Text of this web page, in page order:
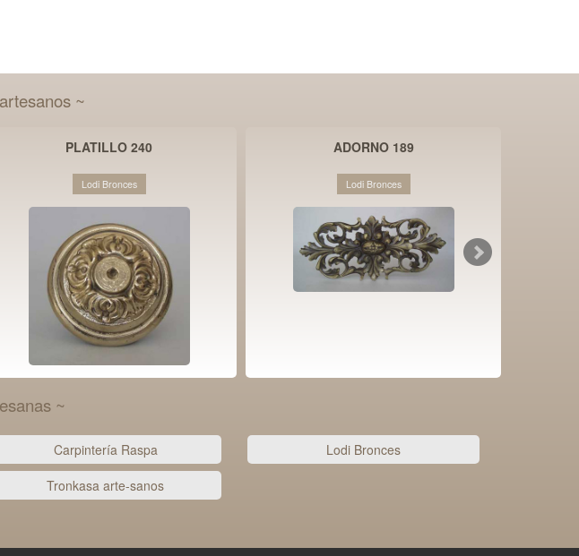
~
PLATILLO 240
Lodi Bronces
ADORNO 189
Lodi Bronces
~
Carpintería Raspa
Lodi Bronces
Tronkasa arte-sanos